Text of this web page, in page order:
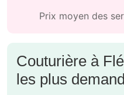
Prix moyen des
Couturière à
les plus